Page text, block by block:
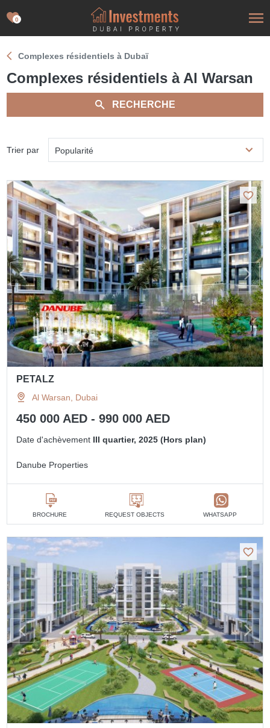
0
Complexes résidentiels à Dubaï
Complexes résidentiels à Al Warsan
RECHERCHE
Trier par Popularité
PETALZ
Al Warsan, Dubai
450 000 AED - 990 000 AED
Date d'achèvement III quartier, 2025 (Hors plan)
Danube Properties
BROCHURE REQUEST OBJECTS WHATSAPP